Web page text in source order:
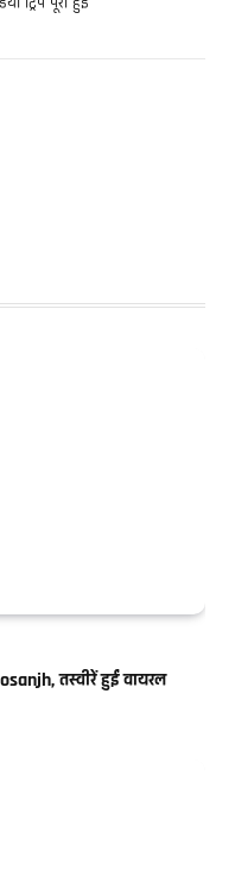
तस्वीरें हुईं वायरल